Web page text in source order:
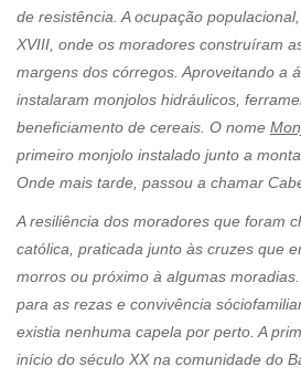
de resistência. A ocupação
XVIII, onde os moradores construíram
margens dos córregos. Aproveitando a
instalaram monjolos hidráulicos,
beneficiamento de cereais. O nome
primeiro monjolo instalado junto a
Onde mais tarde, passou a chamar
A resiliência dos moradores que foram
católica, praticada junto às cruzes que
morros ou próximo à algumas
para as rezas e convivência
existia nenhuma capela por perto. A
início do século XX na comunidade do